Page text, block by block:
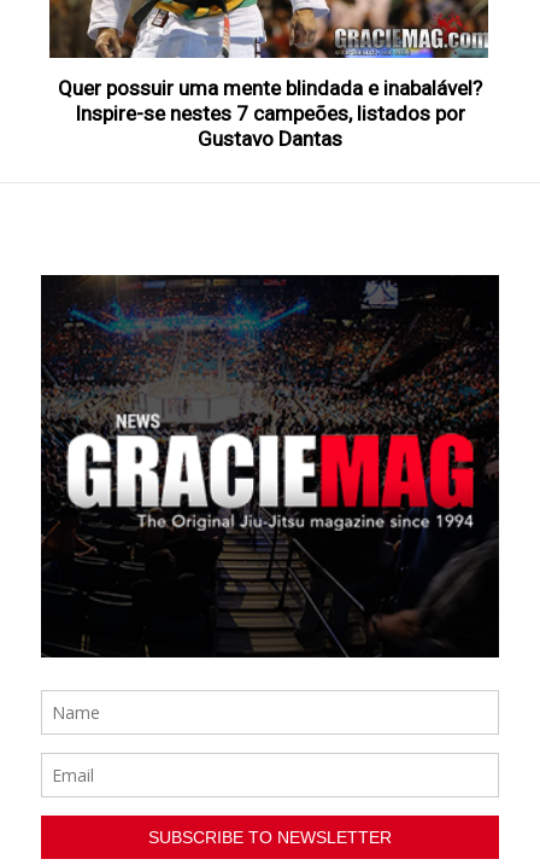
Quer possuir uma mente blindada e inabalável?
Inspire-se nestes 7 campeões, listados por
Gustavo Dantas